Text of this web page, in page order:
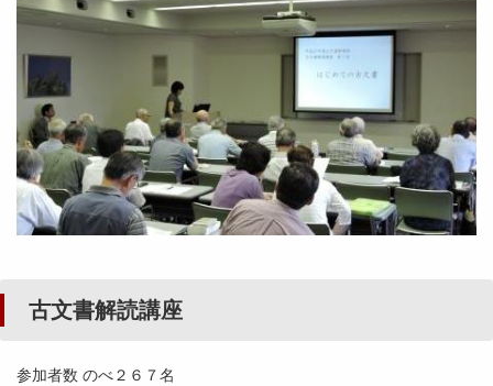
古文書解読講座
参加者数 のべ２６７名